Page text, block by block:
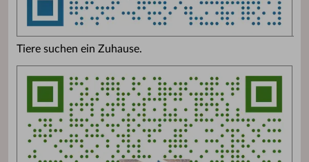
Tiere suchen ein Zuhause.